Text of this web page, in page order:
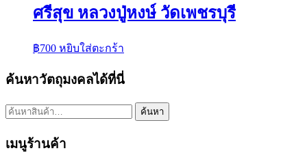
ศรีสุข หลวงปู่หงษ์ วัดเพชรบุรี
฿700 หยิบใส่ตะกร้า
ค้นหาวัตถุมงคลได้ที่นี่
ค้นหา: ค้นหา
เมนูร้านค้า